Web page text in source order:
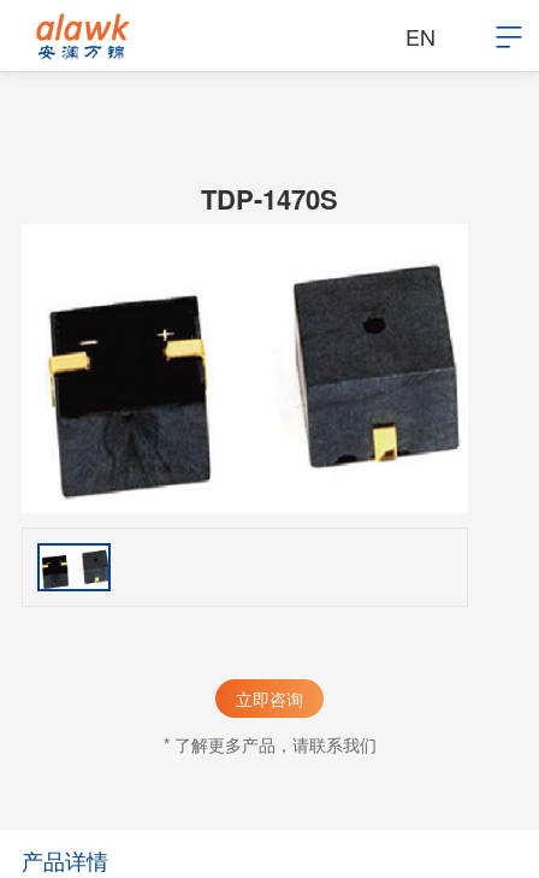
EN
TDP-1470S
立即咨询
* 了解更多产品，请联系我们
产品详情